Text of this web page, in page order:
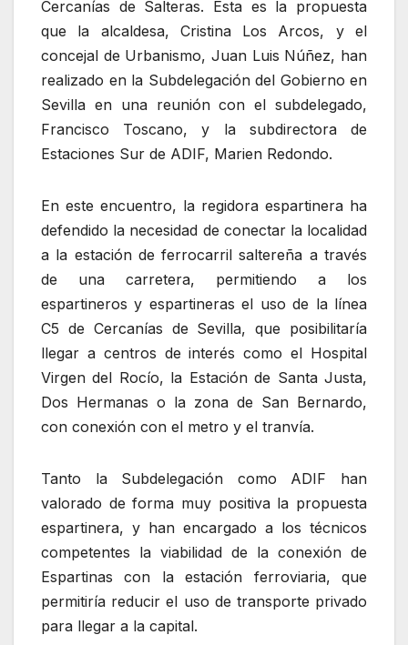
Cercanías de Salteras. Esta es la propuesta
que la alcaldesa, Cristina Los Arcos, y el
concejal de Urbanismo, Juan Luis Núñez, han
realizado en la Subdelegación del Gobierno en
Sevilla en una reunión con el subdelegado,
Francisco Toscano, y la subdirectora de
Estaciones Sur de ADIF, Marien Redondo.
En este encuentro, la regidora espartinera ha
defendido la necesidad de conectar la localidad
a la estación de ferrocarril saltereña a través
de una carretera, permitiendo a los
espartineros y espartineras el uso de la línea
C5 de Cercanías de Sevilla, que posibilitaría
llegar a centros de interés como el Hospital
Virgen del Rocío, la Estación de Santa Justa,
Dos Hermanas o la zona de San Bernardo,
con conexión con el metro y el tranvía.
Tanto la Subdelegación como ADIF han
valorado de forma muy positiva la propuesta
espartinera, y han encargado a los técnicos
competentes la viabilidad de la conexión de
Espartinas con la estación ferroviaria, que
permitiría reducir el uso de transporte privado
para llegar a la capital.